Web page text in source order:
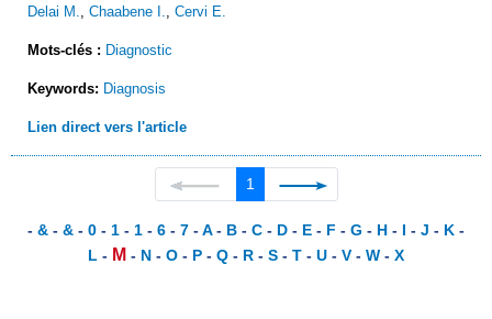
Delai M. Chaabene I. Cervi E.
Mots-clés : Diagnostic
Keywords: Diagnosis
Lien direct vers l'article
1
- & - & - 0 - 1 - 1 - 6 - 7 -A- B - C - D - E - F - G - H - I - J - K -
L - M - N - O - P - Q - R - S - T - U - V - W - X